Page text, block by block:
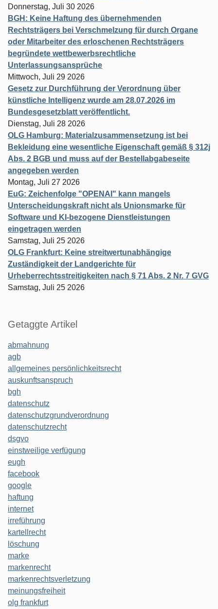
Donnerstag, Juli 30 2026
BGH: Keine Haftung des übernehmenden
Rechtsträgers bei Verschmelzung für durch Organe
oder Mitarbeiter des erloschenen Rechtsträgers
begründete wettbewerbsrechtliche
Unterlassungsansprüche
Mittwoch, Juli 29 2026
Gesetz zur Durchführung der Verordnung über
künstliche Intelligenz wurde am 28.07.2026 im
Bundesgesetzblatt veröffentlicht.
Dienstag, Juli 28 2026
OLG Hamburg: Materialzusammensetzung ist bei
Bekleidung eine wesentliche Eigenschaft gemäß § 312j
Abs. 2 BGB und muss auf der Bestellabgabeseite
angegeben werden
Montag, Juli 27 2026
EuG: Zeichenfolge "OPENAI" kann mangels
Unterscheidungskraft nicht als Unionsmarke für
Software und KI-bezogene Dienstleistungen
eingetragen werden
Samstag, Juli 25 2026
OLG Frankfurt: Keine streitwertunabhängige
Zuständigkeit der Landgerichte für
Urheberrechtsstreitigkeiten nach § 71 Abs. 2 Nr. 7 GVG
Samstag, Juli 25 2026
Getaggte Artikel
abmahnung
agb
allgemeines persönlichkeitsrecht
auskunftsanspruch
bgh
datenschutz
datenschutzgrundverordnung
datenschutzrecht
dsgvo
einstweilige verfügung
eugh
facebook
google
haftung
internet
irreführung
kartellrecht
löschung
marke
markenrecht
markenrechtsverletzung
meinungsfreiheit
olg frankfurt